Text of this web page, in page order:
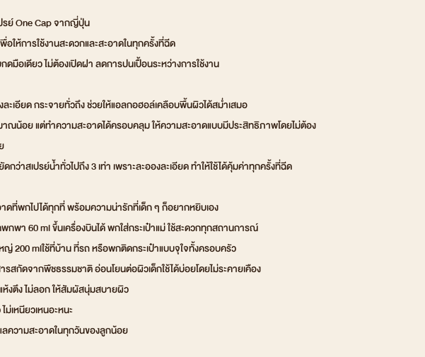
รย์ One Cap จากญี่ปุ่น
อให้การใช้งานสะดวกและสะอาดในทุกครั้งที่ฉีด
ดมือเดียว ไม่ต้องเปิดฝา ลดการปนเปื้อนระหว่างการใช้งาน
ะเอียด กระจายทั่วถึง ช่วยให้แอลกอฮอล์เคลือบพื้นผิวได้สม่ำเสมอ
าณน้อย แต่ทำความสะอาดได้ครอบคลุม ให้ความสะอาดแบบมีประสิทธิภาพโดยไม่ต้อง
กว่าสเปรย์น้ำทั่วไปถึง 3 เท่า เพราะละอองละเอียด ทำให้ใช้ได้คุ้มค่าทุกครั้งที่ฉีด
ดที่พกไปได้ทุกที่ พร้อมความน่ารักที่เด็ก ๆ ก็อยากหยิบเอง
พา 60 ml ขึ้นเครื่องบินได้ พกใส่กระเป๋าแม่ ใช้สะดวกทุกสถานการณ์
200 mlใช้ที่บ้าน ที่รถ หรือพกติดกระเป๋าแบบจุใจทั้งครอบครัว
สกัดจากพืชธรรมชาติ อ่อนโยนต่อผิวเด็กใช้ได้บ่อยโดยไม่ระคายเคือง
งตึง ไม่ลอก ให้สัมผัสนุ่มสบายผิว
ม่เหนียวเหนอะหนะ
ความสะอาดในทุกวันของลูกน้อย